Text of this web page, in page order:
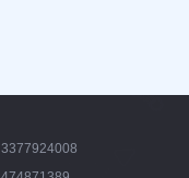
3377924008